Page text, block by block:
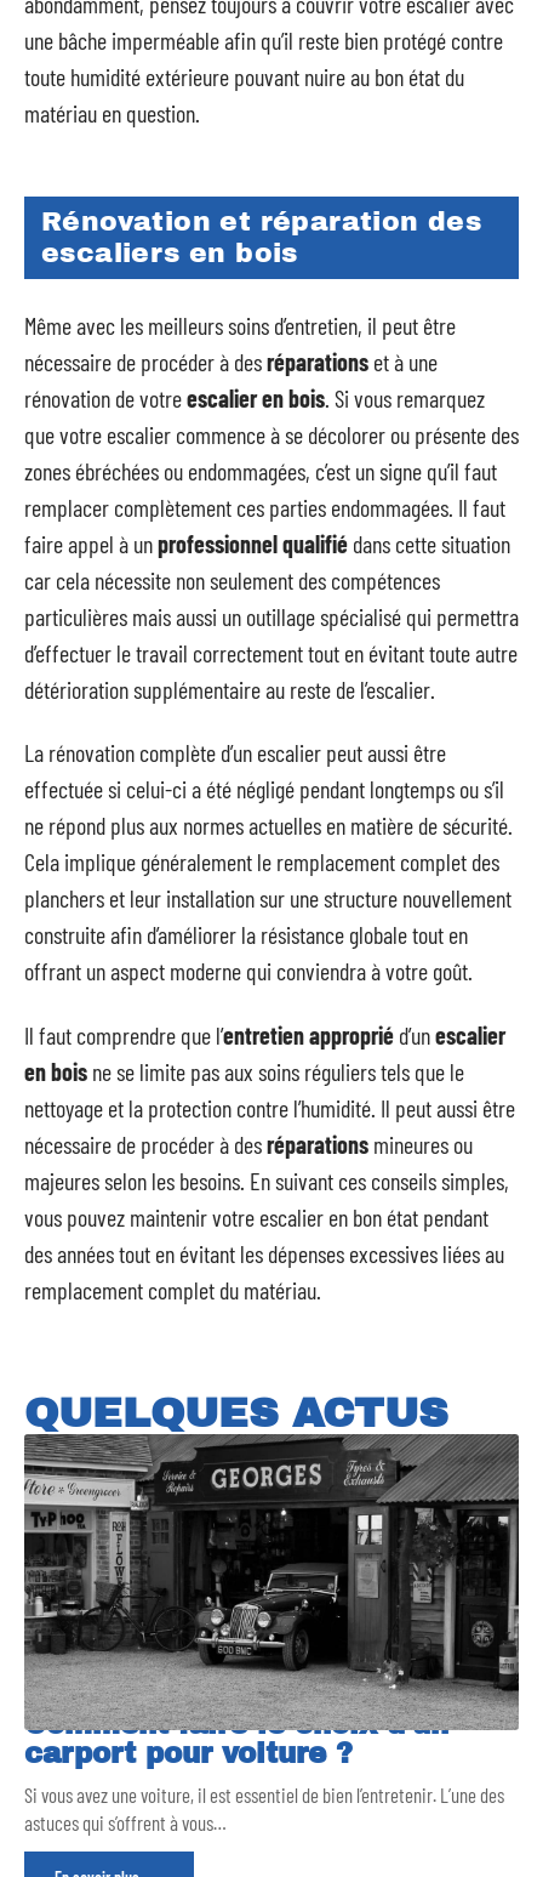
une bâche imperméable afin qu’il reste bien protégé contre
toute humidité extérieure pouvant nuire au bon état du
matériau en question.
Rénovation et réparation des
escaliers en bois
Même avec les meilleurs soins d’entretien, il peut être
nécessaire de procéder à desréparations et à une
rénovation de votreescalier en bois . Si vous remarquez
que votre escalier commence à se décolorer ou présente des
zones ébréchées ou endommagées, c’est un signe qu’il faut
remplacer complètement ces parties endommagées. Il faut
faire appel à unprofessionnel qualifié dans cette situation
car cela nécessite non seulement des compétences
particulières mais aussi un outillage spécialisé qui permettra
d’effectuer le travail correctement tout en évitant toute autre
détérioration supplémentaire au reste de l’escalier.
La rénovation complète d’un escalier peut aussi être
effectuée si celui-ci a été négligé pendant longtemps ou s’il
ne répond plus aux normes actuelles en matière de sécurité.
Cela implique généralement le remplacement complet des
planchers et leur installation sur une structure nouvellement
construite afin d’améliorer la résistance globale tout en
offrant un aspect moderne qui conviendra à votre goût.
Il faut comprendre que l’entretien approprié d’unescalier
en bois ne se limite pas aux soins réguliers tels que le
nettoyage et la protection contre l’humidité. Il peut aussi être
nécessaire de procéder à desréparations mineures ou
majeures selon les besoins. En suivant ces conseils simples,
vous pouvez maintenir votre escalier en bon état pendant
des années tout en évitant les dépenses excessives liées au
remplacement complet du matériau.
QUELQUES ACTUS
Comment faire le choix d’un
carport pour voiture ?
Si vous avez une voiture, il est essentiel de bien l’entretenir. L’une des
astuces qui s’offrent à vous…